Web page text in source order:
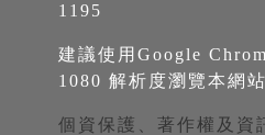
1195
建議使用Google
1080 解析度瀏覽本網站
個資保護、著作權及資